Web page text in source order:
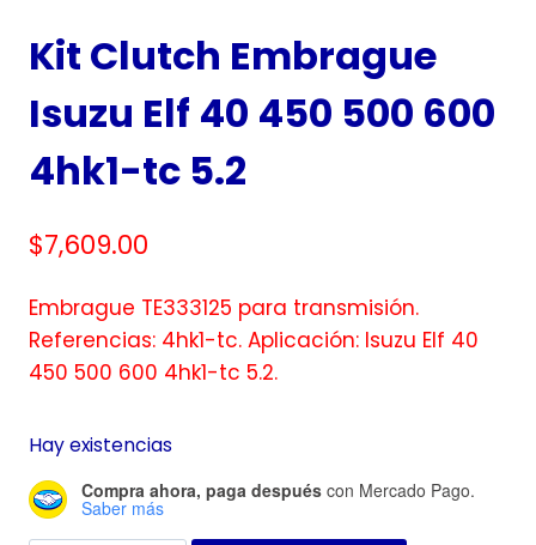
Kit Clutch Embrague
Isuzu Elf 40 450 500 600
4hk1-tc 5.2
$7,609.00
Embrague TE333125 para transmisión.
Referencias: 4hk1-tc. Aplicación: Isuzu Elf 40
450 500 600 4hk1-tc 5.2.
Hay existencias
Compra ahora, paga después con Mercado Pago.
Saber más